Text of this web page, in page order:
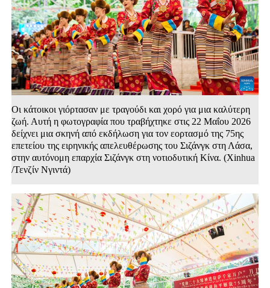
Οι κάτοικοι γιόρτασαν με τραγούδι και χορό για μια καλύτερη
ζωή. Αυτή η φωτογραφία που τραβήχτηκε στις 22 Μαΐου 2026
δείχνει μια σκηνή από εκδήλωση για τον εορτασμό της 75ης
επετείου της ειρηνικής απελευθέρωσης του Σιζάνγκ στη Λάσα,
στην αυτόνομη επαρχία Σιζάνγκ στη νοτιοδυτική Κίνα. (Xinhua
/Τενζίν Νγιντά)